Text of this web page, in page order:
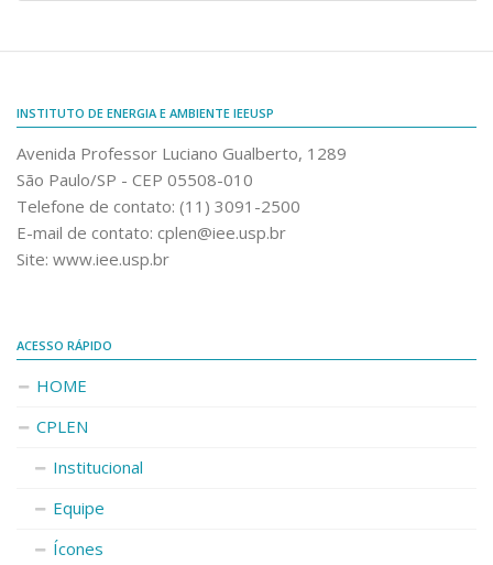
INSTITUTO DE ENERGIA E AMBIENTE IEEUSP
Avenida Professor Luciano Gualberto, 1289
São Paulo/SP - CEP 05508-010
Telefone de contato: (11) 3091-2500
E-mail de contato: cplen@iee.usp.br
Site: www.iee.usp.br
ACESSO RÁPIDO
HOME
CPLEN
Institucional
Equipe
Ícones